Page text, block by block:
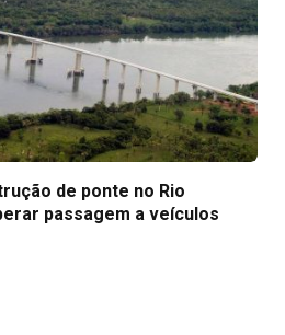
de ponte no Rio
passagem a veículos